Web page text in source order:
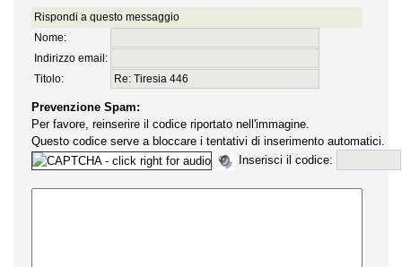
Rispondi a questo messaggio
Nome:
Indirizzo email:
Titolo:
Prevenzione Spam:
Per favore, reinserire il codice riportato nell'immagine.
Questo codice serve a bloccare i tentativi di inserimento automatici.
Inserisci il codice: